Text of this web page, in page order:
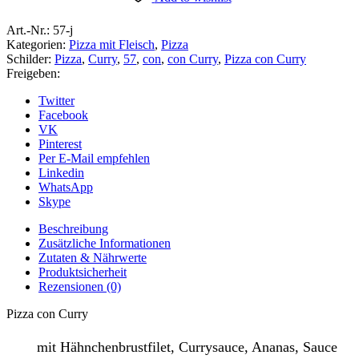
Art.-Nr.: 57-j
Kategorien: Pizza mit Fleisch, Pizza
Schilder: Pizza, Curry, 57, con, con Curry, Pizza con Curry
Freigeben:
Twitter
Facebook
VK
Pinterest
Per E-Mail empfehlen
Linkedin
WhatsApp
Skype
Beschreibung
Zusätzliche Informationen
Zutaten & Nährwerte
Produktsicherheit
Rezensionen (0)
Pizza con Curry
mit Hähnchenbrustfilet, Currysauce, Ananas, Sauce